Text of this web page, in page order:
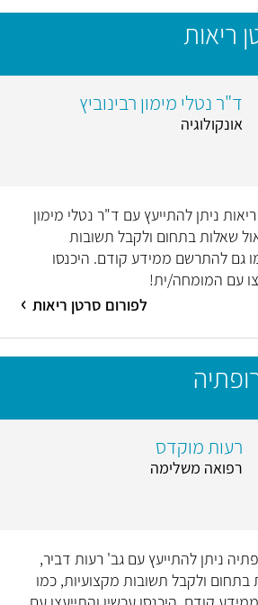
ריאות
ד"ר נטלי מימון רבינוביץ
אונקולוגיה
ניתן להתייעץ עם ד"ר נטלי מימון
שאלות בתחום ולקבל תשובות
גם להתרשם ממידע קודם. היכנסו
עם המומחה/ית!
לפורום סרטן ריאות
רעות מוקדס
רפואה משלימה
ניתן להתייעץ עם גב' רעות דביר,
בתחום ולקבל תשובות מקצועיות, כמו